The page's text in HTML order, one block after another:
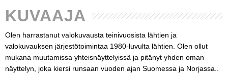
KUVAAJA
Olen harrastanut valokuvausta teinivuosista lähtien ja
valokuvauksen järjestötoimintaa 1980-luvulta lähtien. Olen ollut
mukana muutamissa yhteisnäyttelyissä ja pitänyt yhden oman
näyttelyn, joka kiersi runsaan vuoden ajan Suomessa ja Norjassa..